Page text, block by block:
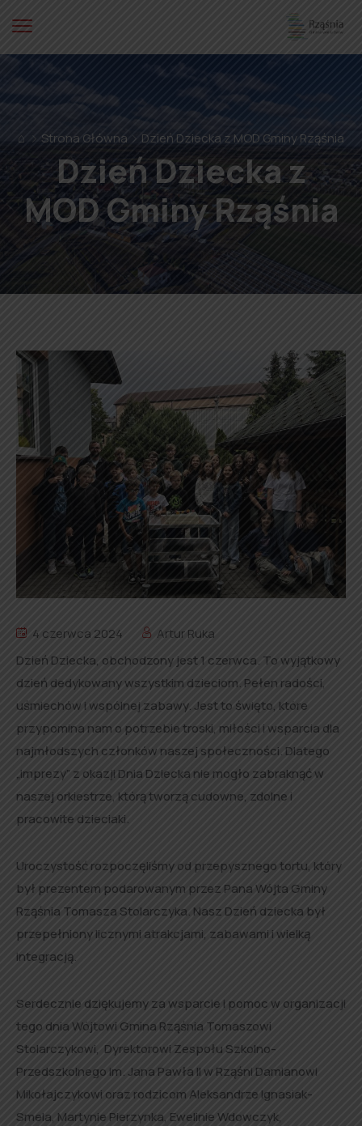
⌂ Strona Główna Dzień Dziecka z MOD Gminy Rząśnia
Dzień Dziecka z
MOD Gminy Rząśnia
4 czerwca 2024
Artur Ruka
Dzień Dziecka, obchodzony jest 1 czerwca. To wyjątkowy
dzień dedykowany wszystkim dzieciom. Pełen radości,
uśmiechów i wspólnej zabawy. Jest to święto, które
przypomina nam o potrzebie troski, miłości i wsparcia dla
najmłodszych członków naszej społeczności. Dlatego
„imprezy” z okazji Dnia Dziecka nie mogło zabraknąć w
naszej orkiestrze, którą tworzą cudowne, zdolne i
pracowite dzieciaki.
Uroczystość rozpoczęliśmy od przepysznego tortu, który
był prezentem podarowanym przez Pana Wójta Gminy
Rząśnia Tomasza Stolarczyka. Nasz Dzień dziecka był
przepełniony licznymi atrakcjami, zabawami i wielką
integracją.
Serdecznie dziękujemy za wsparcie i pomoc w organizacji
tego dnia Wójtowi Gmina Rząśnia Tomaszowi
Stolarczykowi, Dyrektorowi Zespołu Szkolno-
Przedszkolnego im. Jana Pawła II w Rząśni Damianowi
Mikołajczykowi oraz rodzicom Aleksandrze Ignasiak-
Smela, Martynie Pierzynka, Ewelinie Wdowczyk,